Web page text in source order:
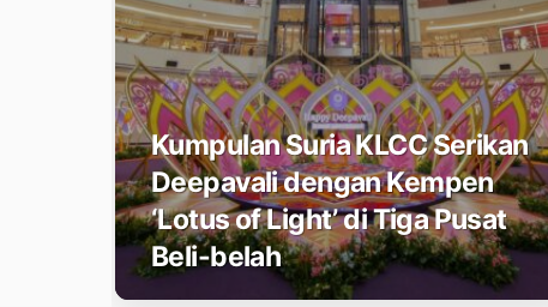
Kumpulan Suria KLCC Serikan
Deepavali dengan Kempen
‘Lotus of Light’ di Tiga Pusat
Beli-belah